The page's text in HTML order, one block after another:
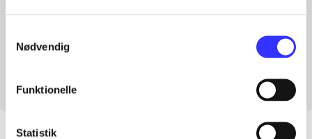
Nødvendig
Funktionelle
Statistik
Fra